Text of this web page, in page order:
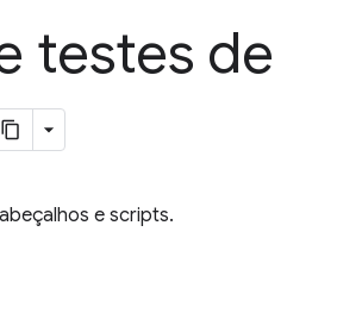
testes de
e scripts.